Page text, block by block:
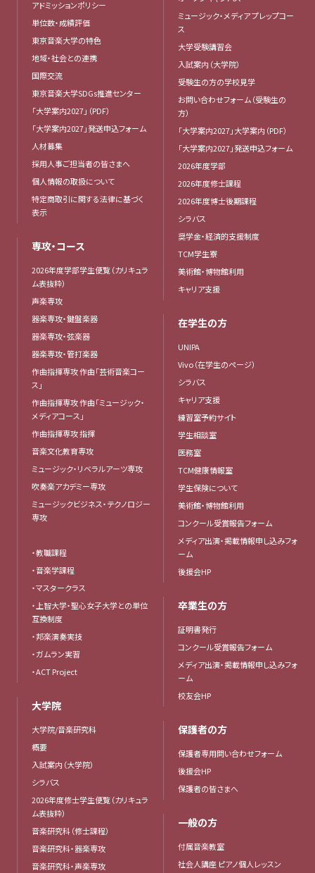
アドミッションポリシー
単位数・成績評価
東京音楽大学の特色
地域・社会との連携
国際交流
東京音楽大学SDGs推進センター
「大学案内2027」（PDF）
「大学案内2027」発送申込フォーム
人材募集
採用人事ご担当者の皆さまへ
個人情報の取扱について
特定商取引に関する法律に基づく
表示
専攻・コース
2026年度学部学生便覧（カリキュラ
ム表抜粋）
声楽専攻
器楽専攻・鍵盤楽器
器楽専攻・弦楽器
器楽専攻・管打楽器
作曲指揮専攻 作曲「芸術音楽コー
ス」
作曲指揮専攻 作曲「ミュージック・
メディアコース」
作曲指揮専攻 指揮
音楽文化教育専攻
ミュージック・リベラルアーツ専攻
吹奏楽アカデミー専攻
ミュージックビジネス・テクノロジー
専攻
・教職課程
・音楽学課程
・マスタークラス
・上智大学・聖心女子大学との単位
互換制度
・邦楽演奏実技
・ガムラン実習
・ACT Project
大学院
大学院/音楽研究科
概要
入試案内（大学院）
シラバス
2026年度修士学生便覧（カリキュラ
ム表抜粋）
音楽研究科（修士課程）
音楽研究科・器楽専攻
音楽研究科・声楽専攻
ミュージック・メディア プレップコー
ス
大学受験講習会
入試案内（大学院）
受験生の方の学校見学
お問い合わせフォーム（受験生の
方）
「大学案内2027」大学案内（PDF）
「大学案内2027」発送申込フォーム
2026年度学部
2026年度修士課程
2026年度博士後期課程
シラバス
奨学金・経済的支援制度
TCM学生寮
美術館・博物館利用
キャリア支援
在学生の方
UNIPA
Vivo（在学生のページ）
シラバス
キャリア支援
練習室予約サイト
学生相談室
医務室
TCM健康情報室
学生保険について
美術館・博物館利用
コンクール受賞報告フォーム
メディア出演・掲載情報申し込みフォ
ーム
後援会HP
卒業生の方
証明書発行
コンクール受賞報告フォーム
メディア出演・掲載情報申し込みフォ
ーム
校友会HP
保護者の方
保護者専用問い合わせフォーム
後援会HP
保護者の皆さまへ
一般の方
付属音楽教室
社会人講座 ピアノ個人レッスン